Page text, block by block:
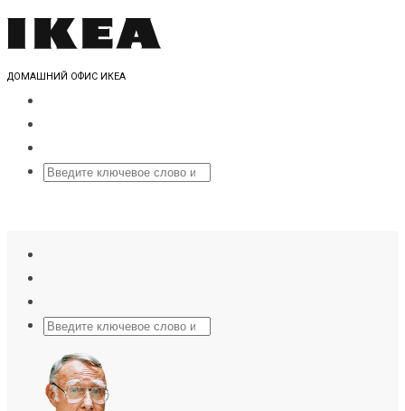
ДОМАШНИЙ ОФИС ИКЕА